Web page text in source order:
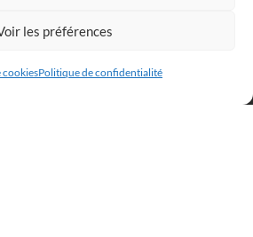
les préférences
cookiesPolitique de confidentialité